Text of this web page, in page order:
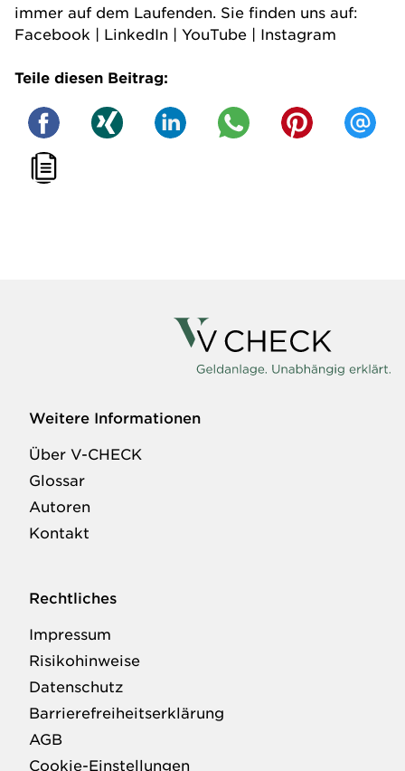
immer auf dem Laufenden. Sie finden uns auf:
Facebook | LinkedIn | YouTube | Instagram
Teile diesen Beitrag:
Weitere Informationen
Über V-CHECK
Glossar
Autoren
Kontakt
Rechtliches
Impressum
Risikohinweise
Datenschutz
Barrierefreiheitserklärung
AGB
Cookie-Einstellungen